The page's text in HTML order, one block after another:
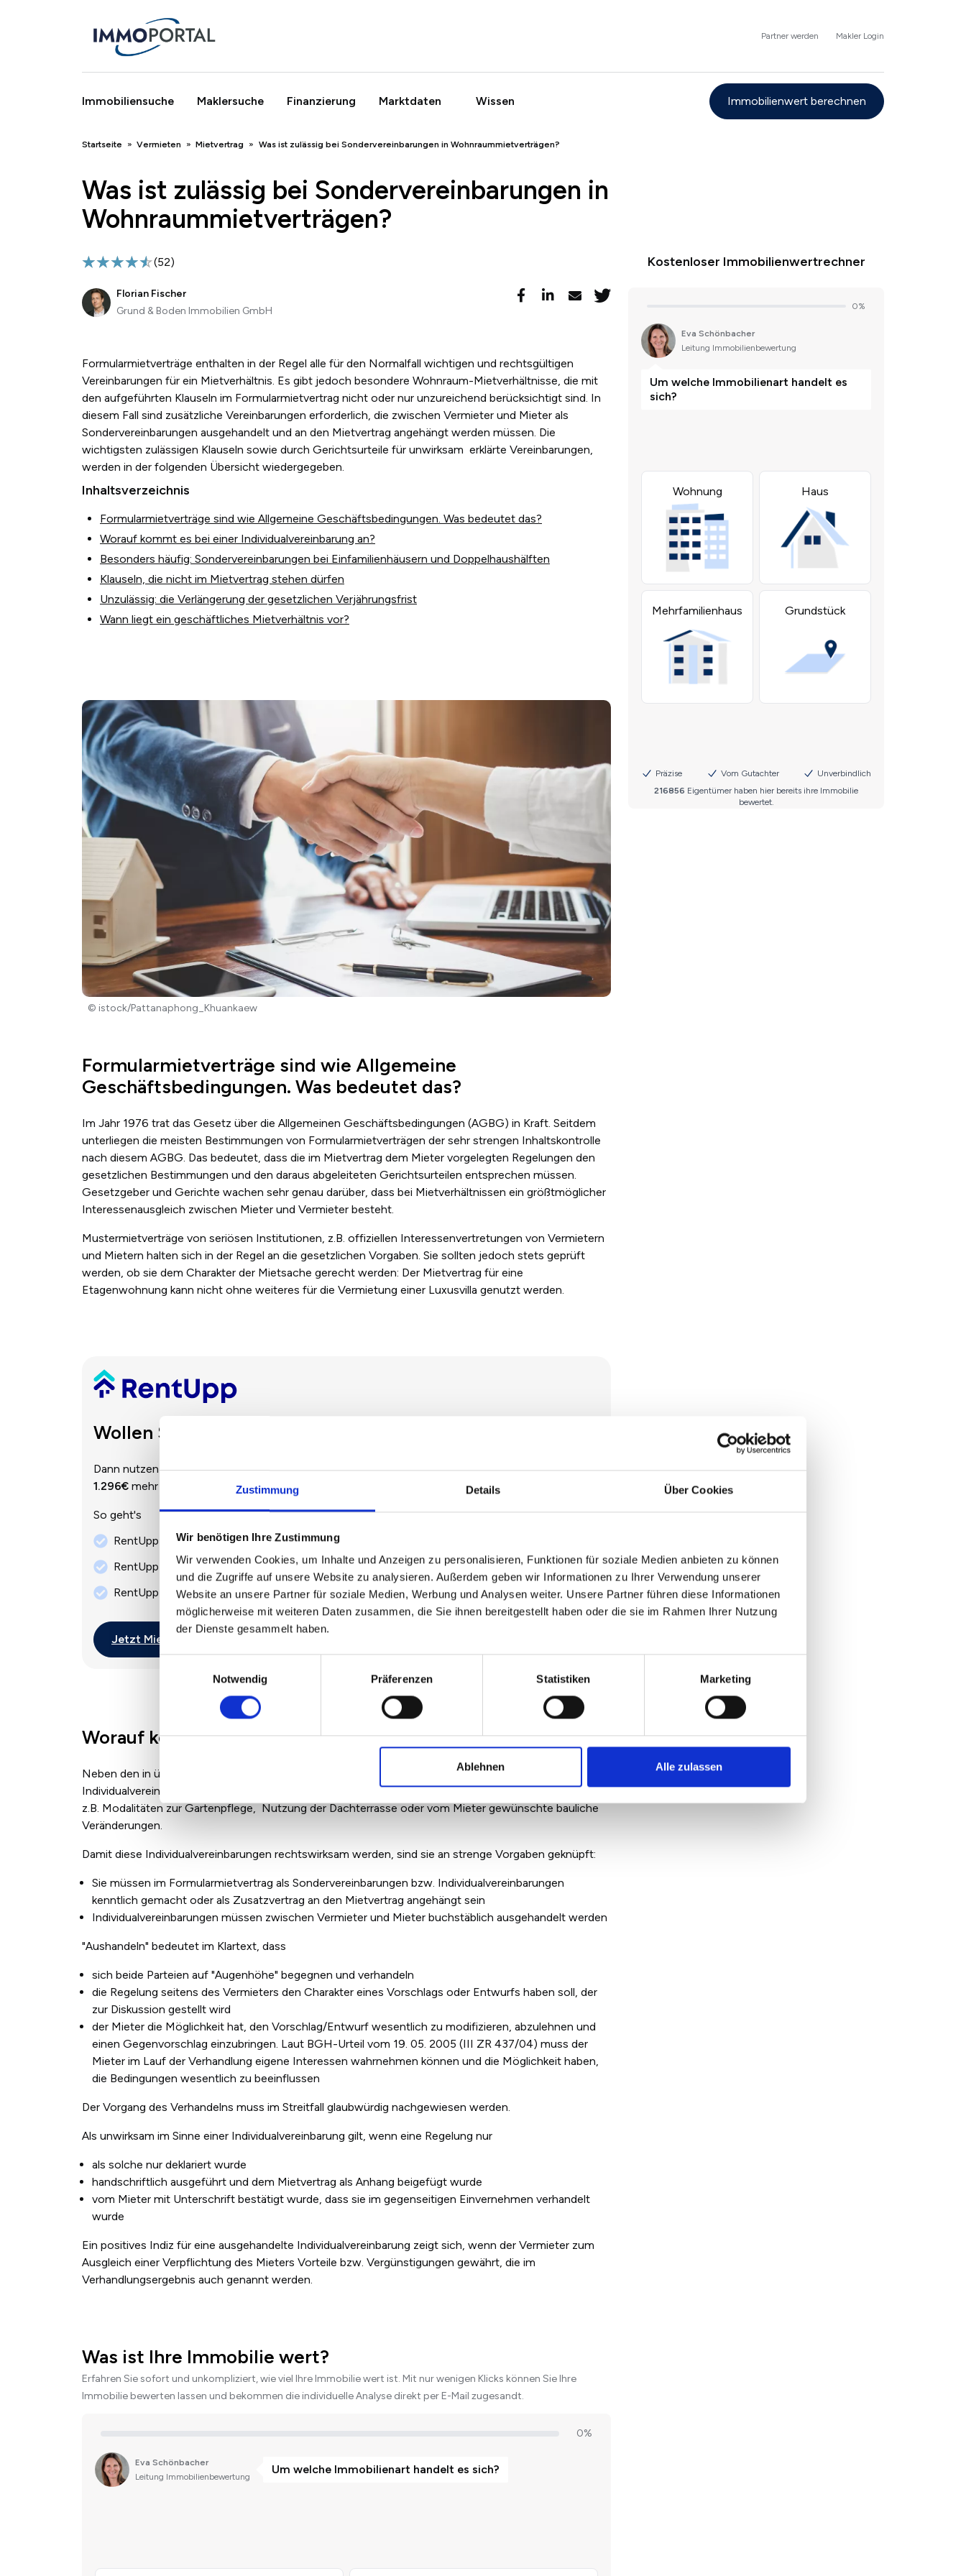
Zustimmung Details Über Cookies
Wir benötigen Ihre Zustimmung
Wir verwenden Cookies, um Inhalte und Anzeigen zu personalisieren, Funktionen für soziale Medien anbieten zu können
und die Zugriffe auf unsere Website zu analysieren. Außerdem geben wir Informationen zu Ihrer Verwendung unserer
Website an unsere Partner für soziale Medien, Werbung und Analysen weiter. Unsere Partner führen diese Informationen
möglicherweise mit weiteren Daten zusammen, die Sie ihnen bereitgestellt haben oder die sie im Rahmen Ihrer Nutzung
der Dienste gesammelt haben.
Notwendig
Präferenzen Statistiken Marketing
Ablehnen Alle zulassen
Partner werden Makler Login
Immobiliensuche Maklersuche Finanzierung Marktdaten Wissen Immobilienwert berechnen
Breadcrumb
Startseite Vermieten Mietvertrag Was ist zulässig bei Sondervereinbarungen in Wohnraummietverträgen?
Was ist zulässig bei Sondervereinbarungen in
Wohnraummietverträgen?
(52)
Florian Fischer
Grund & Boden Immobilien GmbH
Formularmietverträge enthalten in der Regel alle für den Normalfall wichtigen und rechtsgültigen
Vereinbarungen für ein Mietverhältnis. Es gibt jedoch besondere Wohnraum-Mietverhältnisse, die mit
den aufgeführten Klauseln im Formularmietvertrag nicht oder nur unzureichend berücksichtigt sind. In
diesem Fall sind zusätzliche Vereinbarungen erforderlich, die zwischen Vermieter und Mieter als
Sondervereinbarungen ausgehandelt und an den Mietvertrag angehängt werden müssen. Die
wichtigsten zulässigen Klauseln sowie durch Gerichtsurteile für unwirksam erklärte Vereinbarungen,
werden in der folgenden Übersicht wiedergegeben.
Inhaltsverzeichnis
Formularmietverträge sind wie Allgemeine Geschäftsbedingungen. Was bedeutet das?
Worauf kommt es bei einer Individualvereinbarung an?
Besonders häufig: Sondervereinbarungen bei Einfamilienhäusern und Doppelhaushälften
Klauseln, die nicht im Mietvertrag stehen dürfen
Unzulässig: die Verlängerung der gesetzlichen Verjährungsfrist
Wann liegt ein geschäftliches Mietverhältnis vor?
© istock/Pattanaphong_Khuankaew
Formularmietverträge sind wie Allgemeine
Geschäftsbedingungen. Was bedeutet das?
Im Jahr 1976 trat das Gesetz über die Allgemeinen Geschäftsbedingungen (AGBG) in Kraft. Seitdem
unterliegen die meisten Bestimmungen von Formularmietverträgen der sehr strengen Inhaltskontrolle
nach diesem AGBG. Das bedeutet, dass die im Mietvertrag dem Mieter vorgelegten Regelungen den
gesetzlichen Bestimmungen und den daraus abgeleiteten Gerichtsurteilen entsprechen müssen.
Gesetzgeber und Gerichte wachen sehr genau darüber, dass bei Mietverhältnissen ein größtmöglicher
Interessenausgleich zwischen Mieter und Vermieter besteht.
Mustermietverträge von seriösen Institutionen, z.B. offiziellen Interessenvertretungen von Vermietern
und Mietern halten sich in der Regel an die gesetzlichen Vorgaben. Sie sollten jedoch stets geprüft
werden, ob sie dem Charakter der Mietsache gerecht werden: Der Mietvertrag für eine
Etagenwohnung kann nicht ohne weiteres für die Vermietung einer Luxusvilla genutzt werden.
Wollen Sie jährlich 1.296€ mehr Miete einnehmen?
Dann nutzen Sie RentUpp! Im Schnitt verdienen Vermieter, die über RentUpp die Miete anpassen,
1.296€ mehr pro Jahr.
So geht's
RentUpp berechnet die optimale Mieterhöhung für Sie
RentUpp erstellt Ihnen das Mieterhöhungsschreiben mit allen nötigen Belegen
RentUpp Erfolgsgarantie - Miete hoch, sonst kostenfrei
Jetzt Mieterhöhung prüfen
Worauf kommt es bei einer Individualvereinbarung an?
Neben den in üblichen Wohnraummietverträgen aufgelisteten Mietbedingungen sind oft
Individualvereinbarungen erforderlich, die sich aus den Besonderheiten des Mietobjekts ergeben, wie
z.B. Modalitäten zur Gartenpflege, Nutzung der Dachterrasse oder vom Mieter gewünschte bauliche
Veränderungen.
Damit diese Individualvereinbarungen rechtswirksam werden, sind sie an strenge Vorgaben geknüpft:
Sie müssen im Formularmietvertrag als Sondervereinbarungen bzw. Individualvereinbarungen
kenntlich gemacht oder als Zusatzvertrag an den Mietvertrag angehängt sein
Individualvereinbarungen müssen zwischen Vermieter und Mieter buchstäblich ausgehandelt werden
"Aushandeln" bedeutet im Klartext, dass
sich beide Parteien auf "Augenhöhe" begegnen und verhandeln
die Regelung seitens des Vermieters den Charakter eines Vorschlags oder Entwurfs haben soll, der
zur Diskussion gestellt wird
der Mieter die Möglichkeit hat, den Vorschlag/Entwurf wesentlich zu modifizieren, abzulehnen und
einen Gegenvorschlag einzubringen. Laut BGH-Urteil vom 19. 05. 2005 (III ZR 437/04) muss der
Mieter im Lauf der Verhandlung eigene Interessen wahrnehmen können und die Möglichkeit haben,
die Bedingungen wesentlich zu beeinflussen
Der Vorgang des Verhandelns muss im Streitfall glaubwürdig nachgewiesen werden.
Als unwirksam im Sinne einer Individualvereinbarung gilt, wenn eine Regelung nur
als solche nur deklariert wurde
handschriftlich ausgeführt und dem Mietvertrag als Anhang beigefügt wurde
vom Mieter mit Unterschrift bestätigt wurde, dass sie im gegenseitigen Einvernehmen verhandelt
wurde
Ein positives Indiz für eine ausgehandelte Individualvereinbarung zeigt sich, wenn der Vermieter zum
Ausgleich einer Verpflichtung des Mieters Vorteile bzw. Vergünstigungen gewährt, die im
Verhandlungsergebnis auch genannt werden.
Was ist Ihre Immobilie wert?
Erfahren Sie sofort und unkompliziert, wie viel Ihre Immobilie wert ist. Mit nur wenigen Klicks können Sie Ihre
Immobilie bewerten lassen und bekommen die individuelle Analyse direkt per E-Mail zugesandt.
Kostenloser Immobilienwertrechner